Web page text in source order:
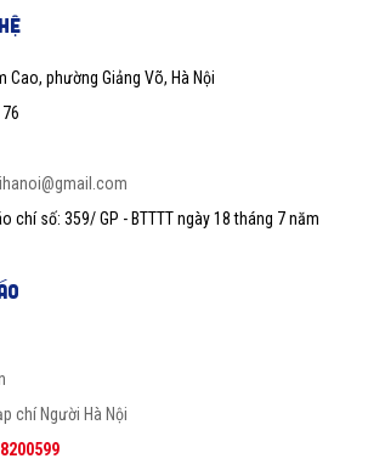
Cao, phường Giảng Võ, Hà Nội
chí số: 359/ GP - BTTTT ngày 18 tháng 7 năm
chí Người Hà Nội